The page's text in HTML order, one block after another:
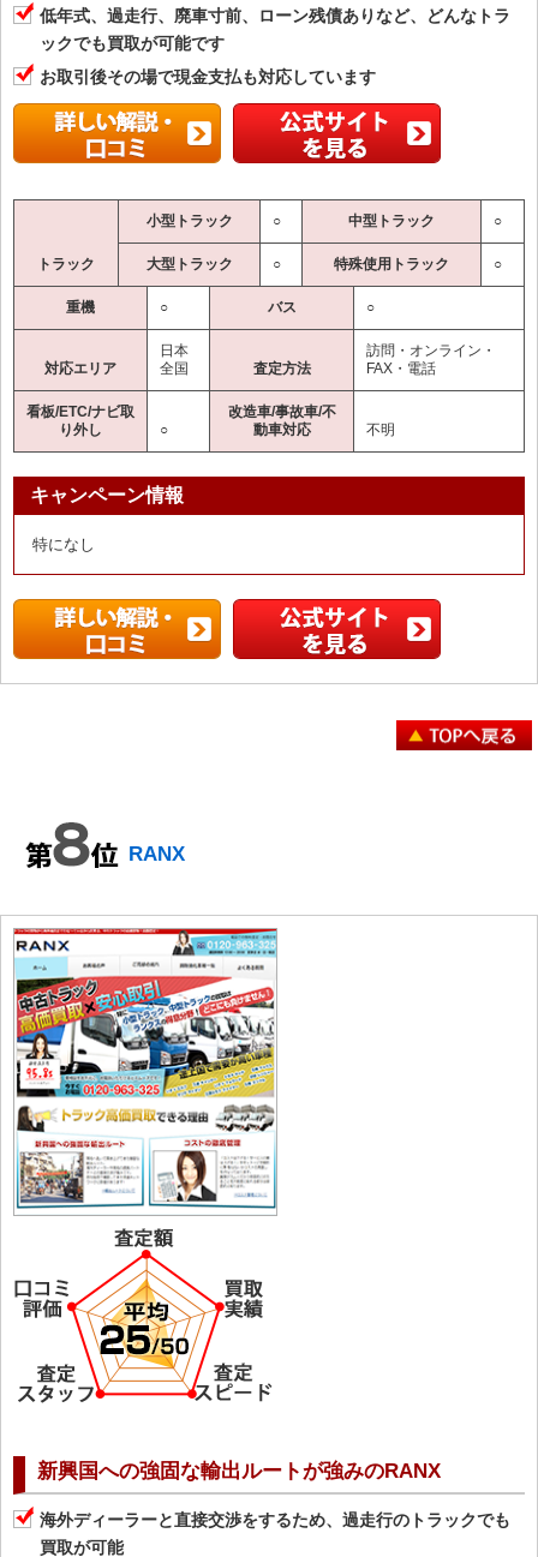
低年式、過走行、廃車寸前、ローン残債ありなど、どんなトラ
ックでも買取が可能です
お取引後その場で現金支払も対応しています
トラック
小型トラック ○ 中型トラック ○
大型トラック ○ 特殊使用トラック ○
重機 ○ バス ○
対応エリア
日本
全国
査定方法
訪問・オンライン・
FAX・電話
看板/ETC/ナビ取
り外し
○
改造車/事故車/不
動車対応
不明
キャンペーン情報
特になし
RANX
新興国への強固な輸出ルートが強みのRANX
海外ディーラーと直接交渉をするため、過走行のトラックでも
買取が可能